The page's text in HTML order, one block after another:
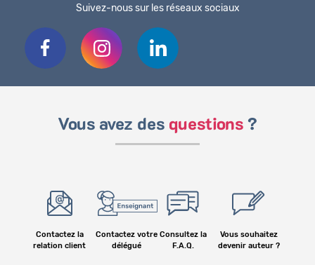
Suivez-nous sur les réseaux sociaux
Vous avez des questions ?
Contactez la
relation client
Contactez votre
délégué
Consultez la
F.A.Q.
Vous souhaitez
devenir auteur ?